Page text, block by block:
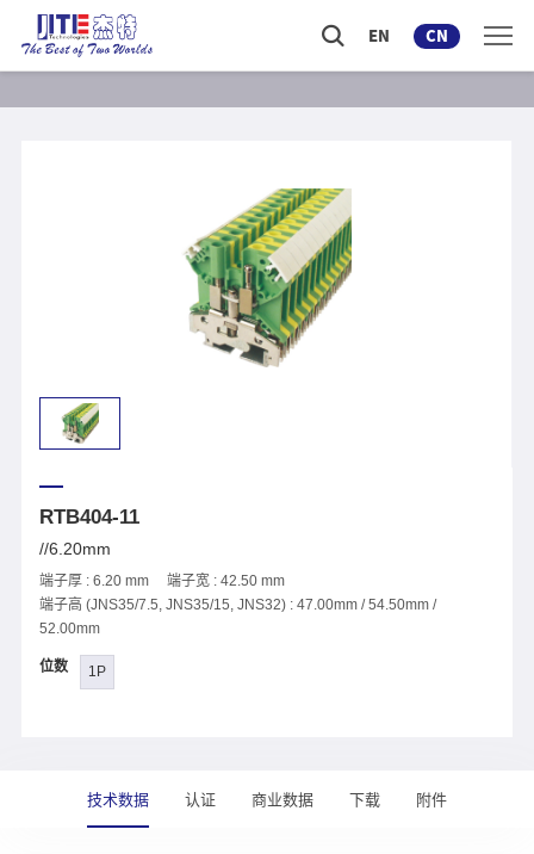
EN CN
RTB404-11
//6.20mm
端子厚 : 6.20 mm 端子宽 : 42.50 mm
端子高 (JNS35/7.5, JNS35/15, JNS32) : 47.00mm / 54.50mm /
52.00mm
位数 1P
技术数据 认证 商业数据 下载 附件